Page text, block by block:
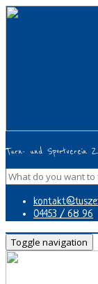
Turn- und Sportverein
04453 / 68 96
Toggle navigation